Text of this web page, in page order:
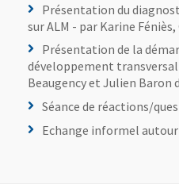
Présentation du
sur ALM - par Karine
Présentation de la
développement transversal
Beaugency et Julien Baron
Séance de réactions/
Echange informel autour